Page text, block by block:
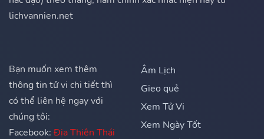
lichvannien.net
Bạn muốn xem thêm
thông tin tử vi chi tiết thì
có thể liên hệ ngay với
chúng tôi:
Facebook: Địa Thiên Thái
Âm Lịch
Gieo quẻ
Xem Tử Vi
Xem Ngày Tốt